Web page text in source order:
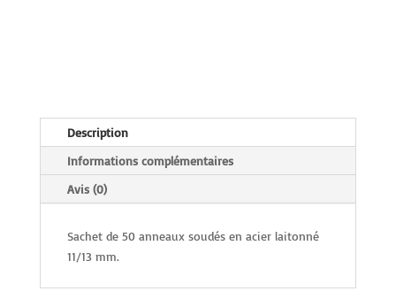
Description
Informations complémentaires
Avis (0)
Sachet de 50 anneaux soudés en acier laitonné
11/13 mm.